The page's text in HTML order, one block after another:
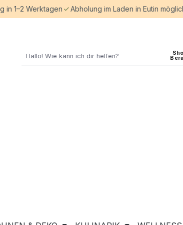
in 1–2 Werktagen Abholung im Laden in Eutin